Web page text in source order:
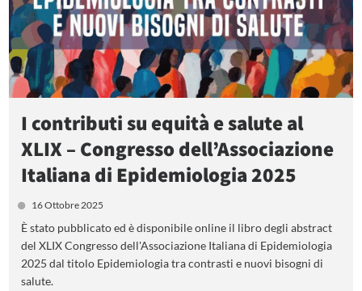
I contributi su equità e salute al
XLIX – Congresso dell’Associazione
Italiana di Epidemiologia 2025
16 Ottobre 2025
È stato pubblicato ed è disponibile online il libro degli abstract
del XLIX Congresso dell'Associazione Italiana di Epidemiologia
2025 dal titolo Epidemiologia tra contrasti e nuovi bisogni di
salute.